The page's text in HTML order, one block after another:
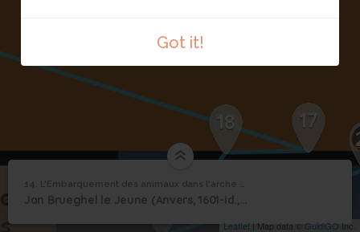
Got it!
17
18
19
Leaflet | Map data ©GuidiGO Inc.
1/1 L'Embarquement des animaux dans l'arche de Noé
14
L'Embarquement des
animaux dans l'arche
14. L'Embarquement des animaux dans l'arche de Noé
Jan Brueghel le Jeune (Anvers, 1601-id.,1678), Vers 1615, Huile sur bois